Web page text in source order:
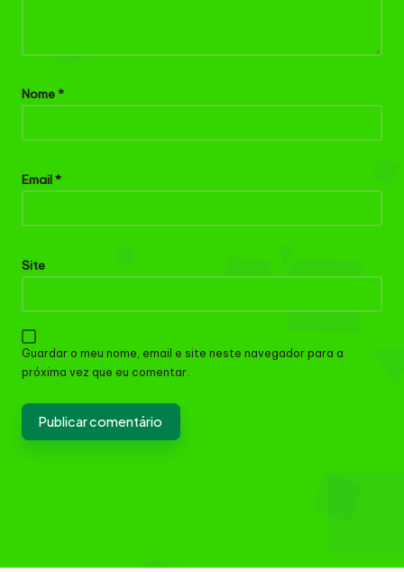
Nome*
Email*
Site
Guardar o meu nome, email e site neste navegador para a
próxima vez que eu comentar.